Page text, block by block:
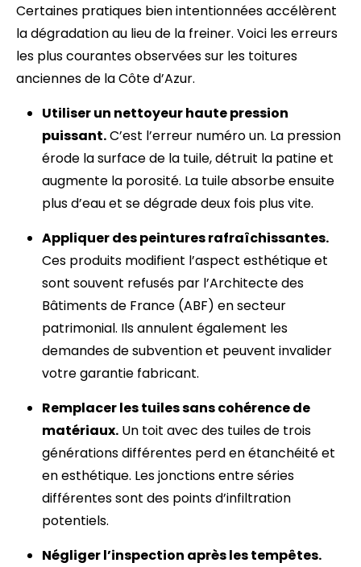
Certaines pratiques bien intentionnées accélèrent
la dégradation au lieu de la freiner. Voici les erreurs
les plus courantes observées sur les toitures
anciennes de la Côte d’Azur.
Utiliser un nettoyeur haute pression
puissant.C’est l’erreur numéro un. La pression
érode la surface de la tuile, détruit la patine et
augmente la porosité. La tuile absorbe ensuite
plus d’eau et se dégrade deux fois plus vite.
Appliquer des peintures rafraîchissantes.
Ces produits modifient l’aspect esthétique et
sont souvent refusés par l’Architecte des
Bâtiments de France (ABF) en secteur
patrimonial. Ils annulent également les
demandes de subvention et peuvent invalider
votre garantie fabricant.
Remplacer les tuiles sans cohérence de
matériaux. Un toit avec des tuiles de trois
générations différentes perd en étanchéité et
en esthétique. Les jonctions entre séries
différentes sont des points d’infiltration
potentiels.
Négliger l’inspection après les tempêtes.